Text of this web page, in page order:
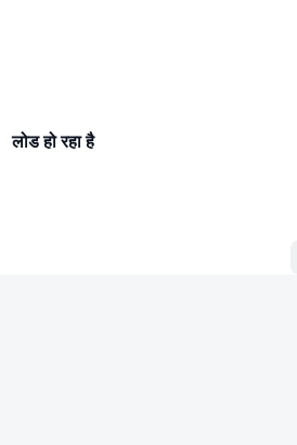
लोड हो रहा है